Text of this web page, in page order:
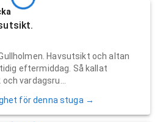
Havsutsikt och altan
eftermiddag. Så kallat
vardagsru...
för denna stuga →